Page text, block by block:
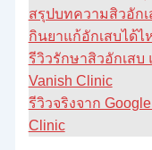
สรุปบทความสิวอักเ
กินยาแก้อักเสบได้ไ
รีวิวรักษาสิวอักเสบ
Vanish Clinic
รีวิวจริงจาก
Clinic